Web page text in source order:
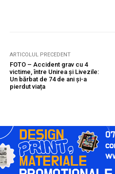
ARTICOLUL PRECEDENT
FOTO – Accident grav cu 4
victime, între Unirea și Livezile:
Un bărbat de 74 de ani și-a
pierdut viața